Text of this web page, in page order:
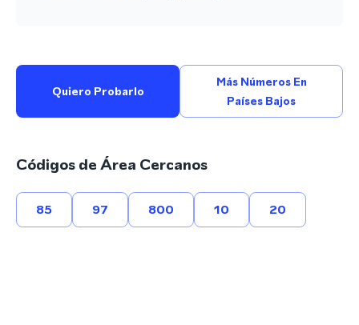
Quiero Probarlo
Más Números En
Países Bajos
Códigos de Área Cercanos
85 97 800 10 20